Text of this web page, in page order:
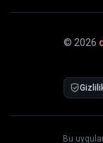
© 2026
Bu